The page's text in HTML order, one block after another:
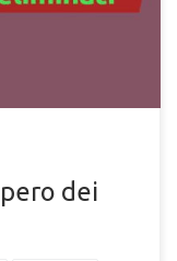
dei